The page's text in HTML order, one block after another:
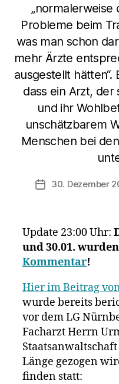
„normalerweise
Probleme beim
was man schon
mehr Ärzte
ausgestellt hätten“.
dass ein Arzt, der
und ihr
unschätzbarem
Menschen bei
30. Dezember
Update 23:00 Uhr:
und 30.01.
Kommentar!
Hier im Beitrag
wurde bereits
vor dem LG
Facharzt Herrn
Länge gezogen
finden statt: